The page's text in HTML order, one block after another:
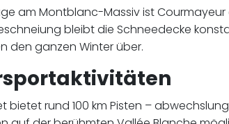
am Montblanc-Massiv ist
bleibt die Schneedecke
den ganzen Winter über.
bietet rund 100 km Pisten –